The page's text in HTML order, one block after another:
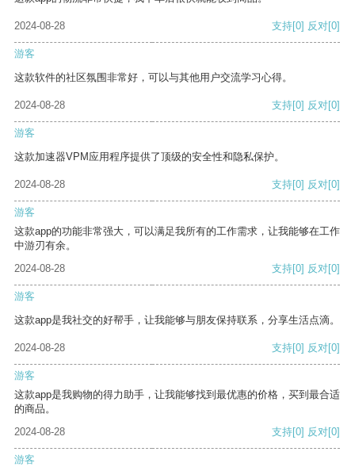
2024-08-28 支持[0] 反对[0]
游客
这款软件的社区氛围非常好，可以与其他用户交流学习心得。
2024-08-28 支持[0] 反对[0]
游客
这款加速器VPM应用程序提供了顶级的安全性和隐私保护。
2024-08-28 支持[0] 反对[0]
游客
这款app的功能非常强大，可以满足我所有的工作需求，让我能够在工作
中游刃有余。
2024-08-28
支持[0] 反对[0]
游客
这款app是我社交的好帮手，让我能够与朋友保持联系，分享生活点滴。
2024-08-28 支持[0] 反对[0]
游客
这款app是我购物的得力助手，让我能够找到最优惠的价格，买到最合适
的商品。
2024-08-28
支持[0] 反对[0]
游客